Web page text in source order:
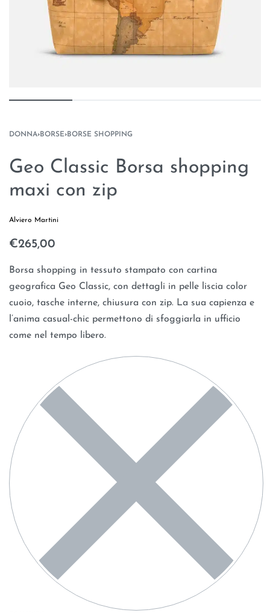
DONNA›BORSE›BORSE SHOPPING
Geo Classic Borsa shopping
maxi con zip
Alviero Martini
€265,00
Borsa shopping in tessuto stampato con cartina
geografica Geo Classic, con dettagli in pelle liscia color
cuoio, tasche interne, chiusura con zip. La sua capienza e
l’anima casual-chic permettono di sfoggiarla in ufficio
come nel tempo libero.